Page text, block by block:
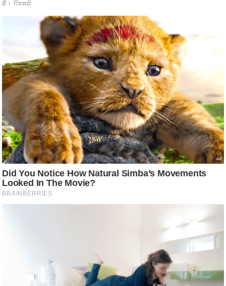
र
.
चा
य
प
र
स
मी
क्षा
ध
र्म
ज्यो